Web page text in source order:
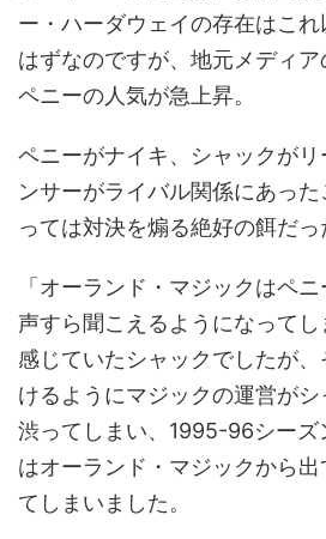
ー・ハーダウェイの存在はこ
はずなのですが、地元メディ
ペニーの人気が急上昇。
ペニーがナイキ、シャックが
ンサーがライバル関係にあっ
っては対決を煽る絶好の餌だっ
「オーランド・マジックはペ
声すら聞こえるようになって
感じていたシャックでしたが
けるようにマジックの運営が
渋ってしまい、1995-96シーズ
はオーランド・マジックから
てしまいました。